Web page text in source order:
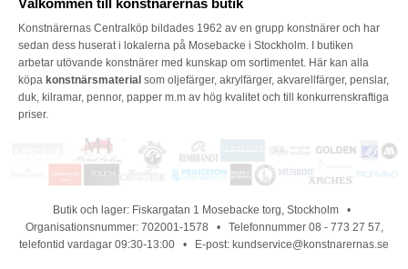
Välkommen till konstnärernas butik
Konstnärernas Centralköp bildades 1962 av en grupp konstnärer och har
sedan dess huserat i lokalerna på Mosebacke i Stockholm. I butiken
arbetar utövande konstnärer med kunskap om sortimentet. Här kan alla
köpa konstnärsmaterial som oljefärger, akrylfärger, akvarellfärger, penslar,
duk, kilramar, pennor, papper m.m av hög kvalitet och till konkurrenskraftiga
priser.
Butik och lager: Fiskargatan 1 Mosebacke torg, Stockholm •
Organisationsnummer: 702001-1578 • Telefonnummer 08 - 773 27 57,
telefontid vardagar 09:30-13:00 • E-post: kundservice@konstnarernas.se